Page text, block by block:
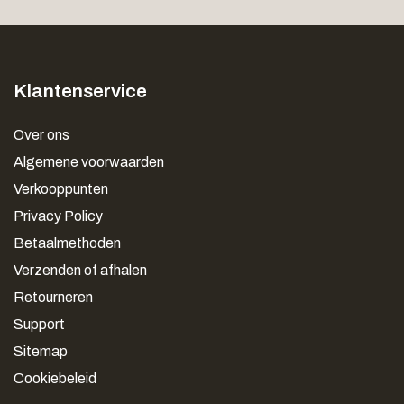
Klantenservice
Over ons
Algemene voorwaarden
Verkooppunten
Privacy Policy
Betaalmethoden
Verzenden of afhalen
Retourneren
Support
Sitemap
Cookiebeleid